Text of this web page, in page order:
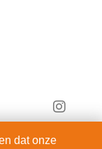
dat onze